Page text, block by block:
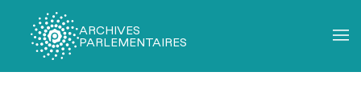
ARCHIVES
PARLEMENTAIRES